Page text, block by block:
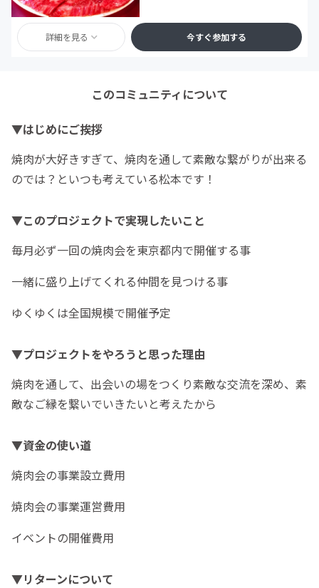
詳細を見る 今すぐ参加する
このコミュニティについて
▼はじめにご挨拶
焼肉が大好きすぎて、焼肉を通して素敵な繋がりが出来る
のでは？といつも考えている松本です！
▼このプロジェクトで実現したいこと
毎月必ず一回の焼肉会を東京都内で開催する事
一緒に盛り上げてくれる仲間を見つける事
ゆくゆくは全国規模で開催予定
▼プロジェクトをやろうと思った理由
焼肉を通して、出会いの場をつくり素敵な交流を深め、素
敵なご縁を繋いでいきたいと考えたから
▼資金の使い道
焼肉会の事業設立費用
焼肉会の事業運営費用
イベントの開催費用
▼リターンについて